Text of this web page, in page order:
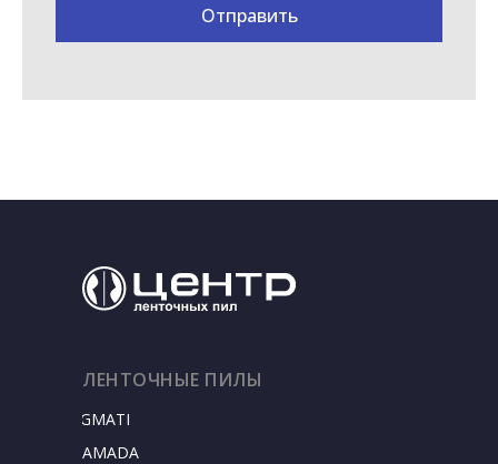
Отправить
SIGMATEC
AMADA
ЛЕНТОЧНЫЕ ПИЛЫ